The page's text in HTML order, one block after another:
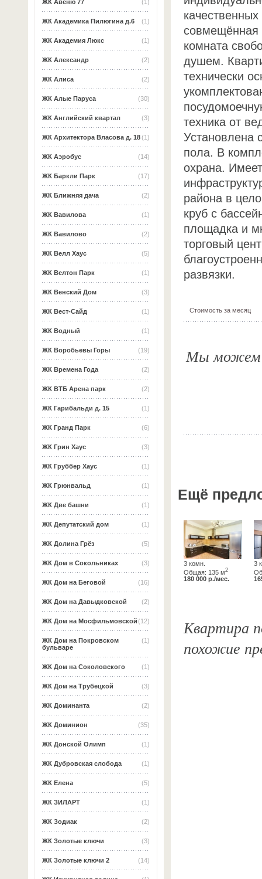
(1)
ЖК Авеню 77
(1)
ЖК Академика Пилюгина д.6
(1)
ЖК Академия Люкс
(2)
ЖК Александр
(2)
ЖК Алиса
(30)
ЖК Алые Паруса
(3)
ЖК Английский квартал
(1)
ЖК Архитектора Власова д. 18
(14)
ЖК Аэробус
(17)
ЖК Баркли Парк
(2)
ЖК Ближняя дача
(1)
ЖК Вавилова
(2)
ЖК Вавилово
(5)
ЖК Велл Хаус
(1)
ЖК Велтон Парк
(3)
ЖК Венский Дом
(1)
ЖК Вест-Сайд
(1)
ЖК Водный
(19)
ЖК Воробьевы Горы
(2)
ЖК Времена Года
(2)
ЖК ВТБ Арена парк
(1)
ЖК Гарибальди д. 15
(6)
ЖК Гранд Парк
(3)
ЖК Грин Хаус
(1)
ЖК Груббер Хаус
(1)
ЖК Грюнвальд
(1)
ЖК Две башни
(1)
ЖК Депутатский дом
(5)
ЖК Долина Грёз
(3)
ЖК Дом в Сокольниках
(16)
ЖК Дом на Беговой
(2)
ЖК Дом на Давыдковской
(12)
ЖК Дом на Мосфильмовской
(1)
ЖК Дом на Покровском
бульваре
(1)
ЖК Дом на Соколовского
(3)
ЖК Дом на Трубецкой
(2)
ЖК Доминанта
(35)
ЖК Доминион
(1)
ЖК Донской Олимп
(1)
ЖК Дубровская слобода
(5)
ЖК Елена
(1)
ЖК ЗИЛАРТ
(2)
ЖК Зодиак
(3)
ЖК Золотые ключи
(14)
ЖК Золотые ключи 2
совмещённая
комната
душем.
технически
техника от
Установлена
пола. В
охрана.
района в
круб с
площадка и
торговый
развязки.
Стоимость за месяц
Мы можем
Ещё
3 комн.
Общая: 135 м2
180 000 р./мес.
3
Квартира
похожие